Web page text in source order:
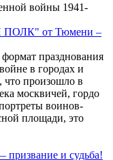
войны 1941-
от Тюмени –
празднования
в городах и
что произошло в
москвичей, гордо
воинов-
площади, это